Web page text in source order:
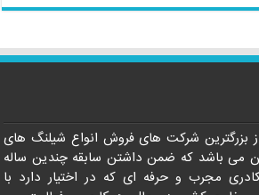
بزرگترین شرکت های فروش انواع شیلنگ های
می باشد که ضمن داشتن سابقه چندین ساله
مجرب و حرفه ای که در اختیار دارد با